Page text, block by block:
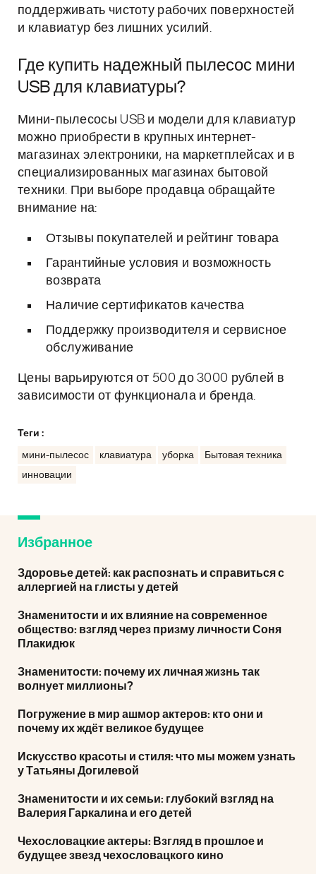
поддерживать чистоту рабочих поверхностей
и клавиатур без лишних усилий.
Где купить надежный пылесос мини
USB для клавиатуры?
Мини-пылесосы USB и модели для клавиатур
можно приобрести в крупных интернет-
магазинах электроники, на маркетплейсах и в
специализированных магазинах бытовой
техники. При выборе продавца обращайте
внимание на:
Отзывы покупателей и рейтинг товара
Гарантийные условия и возможность
возврата
Наличие сертификатов качества
Поддержку производителя и сервисное
обслуживание
Цены варьируются от 500 до 3000 рублей в
зависимости от функционала и бренда.
Теги :
мини-пылесос клавиатура уборка
Бытовая техника
инновации
Избранное
Здоровье детей: как распознать и справиться с
аллергией на глисты у детей
Знаменитости и их влияние на современное
общество: взгляд через призму личности Соня
Плакидюк
Знаменитости: почему их личная жизнь так
волнует миллионы?
Погружение в мир ашмор актеров: кто они и
почему их ждёт великое будущее
Искусство красоты и стиля: что мы можем узнать
у Татьяны Догилевой
Знаменитости и их семьи: глубокий взгляд на
Валерия Гаркалина и его детей
Чехословацкие актеры: Взгляд в прошлое и
будущее звезд чехословацкого кино